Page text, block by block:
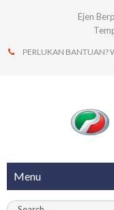
Ejen
PERLUKAN BANTUAN?
Menu